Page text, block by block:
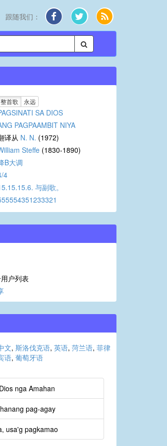
跟随我们：
整首歌 永远
SA DIOS
PAGPAAMBIT NIYA
译从 N. N. (1972)
Steffe (1830-1890)
B大调
4
与副歌。
户列表
文, 斯洛伐克语, 英语, 菏兰语, 菲律
语, 葡萄牙语
nga Amahan
pag-agay
usa'g pagkamao